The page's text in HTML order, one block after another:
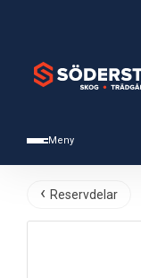
Meny
Reservdelar